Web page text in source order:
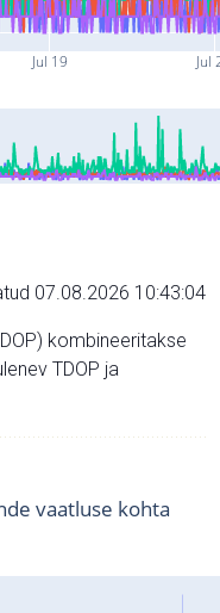
Jul 19 Jul
07.08.2026 10:43:04
kombineeritakse
TDOP ja
vaatluse kohta